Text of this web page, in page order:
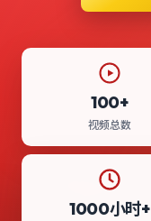
100+
视频总数
1000小时+